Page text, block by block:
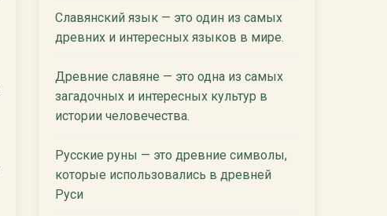
Славянский язык — это один из самых
древних и интересных языков в мире.
Древние славяне — это одна из самых
загадочных и интересных культур в
истории человечества.
Русские руны — это древние символы,
которые использовались в древней
Руси